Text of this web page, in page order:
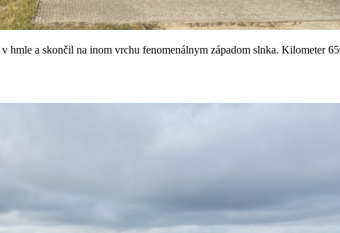
hmle a skončil na inom vrchu fenomenálnym západom slnka. Kilometer